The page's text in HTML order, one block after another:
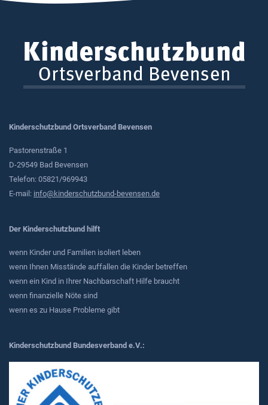
Kinderschutzbund Ortsverband Bevensen
Pastorenstraße 1
D-29549 Bad Bevensen
Telefon: 05821/969943
E-mail: info@kinderschutzbund-bevensen.de
Der Kinderschutzbund hilft
wenn Kinder und Familien isoliert leben
wenn Ihnen Misstände auffallen die Kinder betreffen
wenn ein Kind in Ihrer Nachbarschaft Hilfe braucht
wenn finanzielle Nöte sind
wenn es zu Hause Probleme gibt
Kinderschutzbund Bundesverband e.V.: